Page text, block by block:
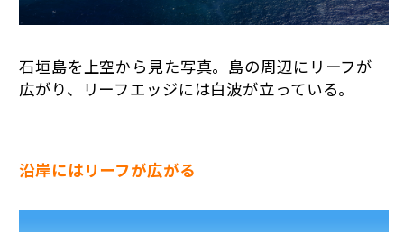
石垣島を上空から見た写真。島の周辺にリーフが
広がり、リーフエッジには白波が立っている。
沿岸にはリーフが広がる